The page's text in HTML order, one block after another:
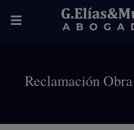
Alternar
navegación
Reclamación